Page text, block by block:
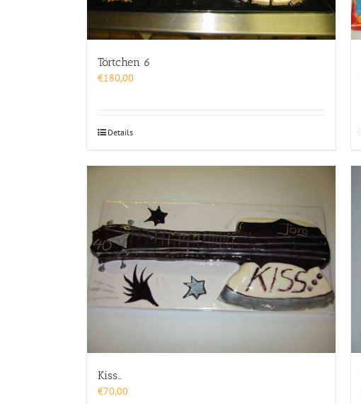
Törtchen 6
€180,00
Details
Kiss…
€70,00